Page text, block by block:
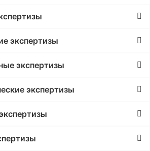
экспертизы
экспертизы
экспертизы